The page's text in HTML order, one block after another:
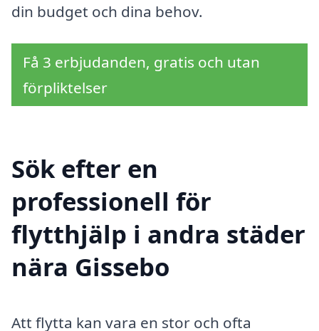
din budget och dina behov.
Få 3 erbjudanden, gratis och utan
förpliktelser
Sök efter en
professionell för
flytthjälp i andra städer
nära Gissebo
Att flytta kan vara en stor och ofta